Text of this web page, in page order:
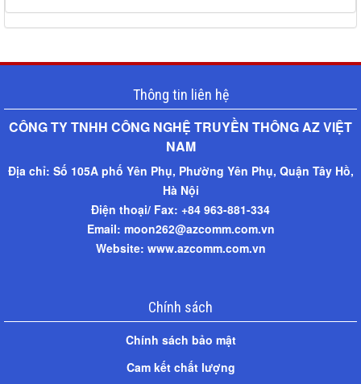
Thông tin liên hệ
CÔNG TY TNHH CÔNG NGHỆ TRUYỀN THÔNG AZ VIỆT
NAM​
Địa chỉ: Số 105A phố Yên Phụ, Phường Yên Phụ, Quận Tây Hồ,
Hà Nội
Điện thoại/ Fax: +84 963-881-334
Email: moon262@azcomm.com.vn
Website: www.azcomm.com.vn
Chính sách
Chính sách bảo mật
Cam kết chất lượng